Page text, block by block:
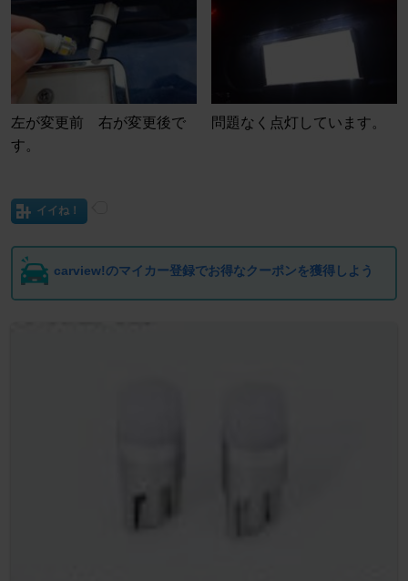
左が変更前 右が変更後で
す。
問題なく点灯しています。
イイね！
carview!のマイカー登録でお得なクーポンを獲得しよう